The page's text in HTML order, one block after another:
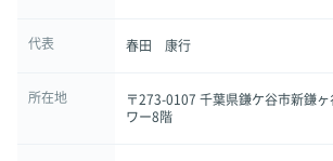
代表 春田 康行
所在地
〒273-0107 千葉県鎌ケ谷市新鎌
ワー8階